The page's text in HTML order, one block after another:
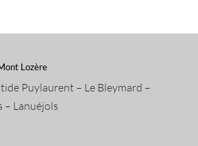
Lozère
Puylaurent – Le Bleymard –
– Lanuéjols